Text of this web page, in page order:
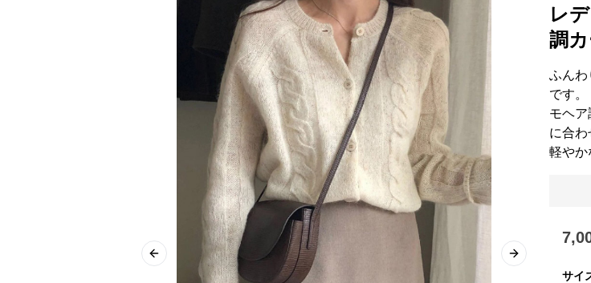
Previous slide Next slide
レ
調
ふんわ
です。
モヘ
に合わ
軽やか
サイ